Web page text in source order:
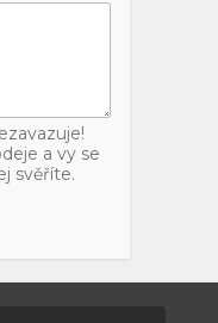
a vy se
svěříte.